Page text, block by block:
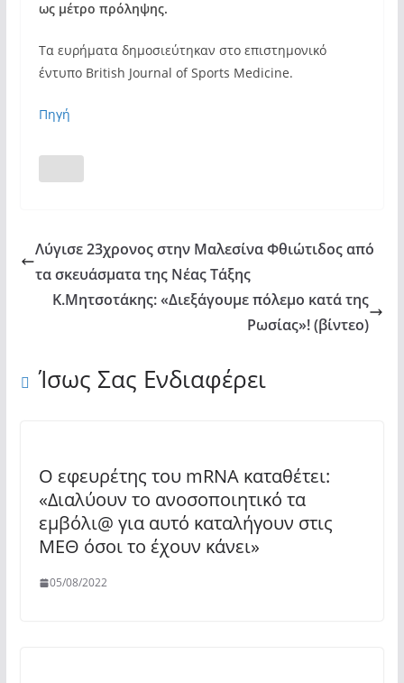
ως μέτρο πρόληψης.
Τα ευρήματα δημοσιεύτηκαν στο επιστημονικό
έντυπο British Journal of Sports Medicine.
Πηγή
Λύγισε 23χρονος στην Μαλεσίνα Φθιώτιδος από
τα σκευάσματα της Νέας Τάξης
Κ.Μητσοτάκης: «Διεξάγουμε πόλεμο κατά της
Ρωσίας»! (βίντεο)
Ίσως Σας Ενδιαφέρει
Ο εφευρέτης του mRNA καταθέτει:
«Διαλύουν το ανοσοποιητικό τα
εμβόλι@ για αυτό καταλήγουν στις
ΜΕΘ όσοι το έχουν κάνει»
05/08/2022